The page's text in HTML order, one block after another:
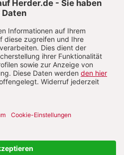
Datenschutz
Barrierefreiheit
widerrufen